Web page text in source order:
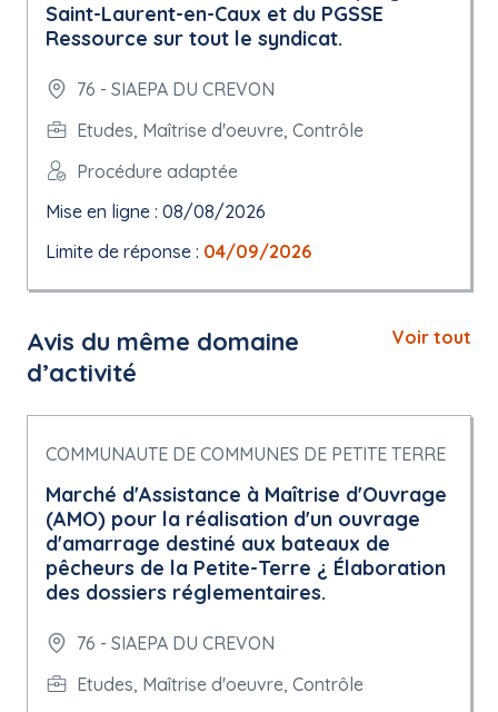
Saint-Laurent-en-Caux et du PGSSE
Ressource sur tout le syndicat.
76 - SIAEPA DU CREVON
Etudes, Maîtrise d'oeuvre, Contrôle
Procédure adaptée
Mise en ligne : 08/08/2026
Limite de réponse : 04/09/2026
Avis du même domaine
d’activité
Voir tout
COMMUNAUTE DE COMMUNES DE PETITE TERRE
Marché d'Assistance à Maîtrise d'Ouvrage
(AMO) pour la réalisation d'un ouvrage
d'amarrage destiné aux bateaux de
pêcheurs de la Petite-Terre ¿ Élaboration
des dossiers réglementaires.
76 - SIAEPA DU CREVON
Etudes, Maîtrise d'oeuvre, Contrôle